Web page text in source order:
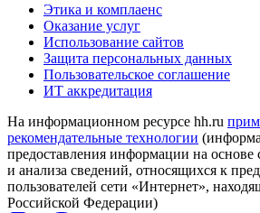
Этика и комплаенс
Оказание услуг
Использование сайтов
Защита персональных данных
Пользовательское соглашение
ИТ аккредитация
На информационном ресурсе hh.ru
рекомендательные технологии
предоставления информации на основе
и анализа сведений, относящихся к
пользователей сети «Интернет»,
Российской Федерации)